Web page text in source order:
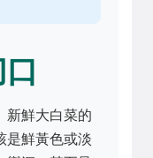
新鮮大白菜的
是鮮黃色或淡